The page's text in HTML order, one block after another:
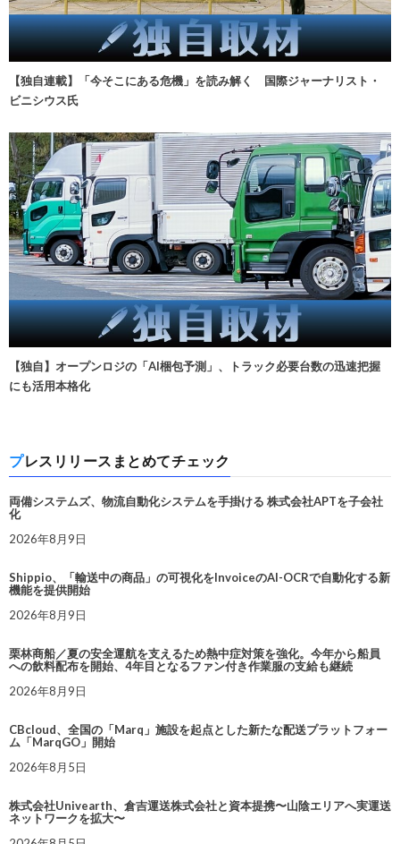
【独自連載】「今そこにある危機」を読み解く 国際ジャーナリスト・
ビニシウス氏
【独自】オープンロジの「AI梱包予測」、トラック必要台数の迅速把握
にも活用本格化
プレスリリースまとめてチェック
両備システムズ、物流自動化システムを手掛ける 株式会社APTを子会社
化
2026年8月9日
Shippio、「輸送中の商品」の可視化をInvoiceのAI-OCRで自動化する新
機能を提供開始
2026年8月9日
栗林商船／夏の安全運航を支えるため熱中症対策を強化。今年から船員
への飲料配布を開始、4年目となるファン付き作業服の支給も継続
2026年8月9日
CBcloud、全国の「Marq」施設を起点とした新たな配送プラットフォー
ム「MarqGO」開始
2026年8月5日
株式会社Univearth、倉吉運送株式会社と資本提携〜山陰エリアへ実運送
ネットワークを拡大〜